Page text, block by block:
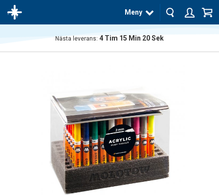
Meny
Nästa leverans: 4 Tim 15 Min 20Sek